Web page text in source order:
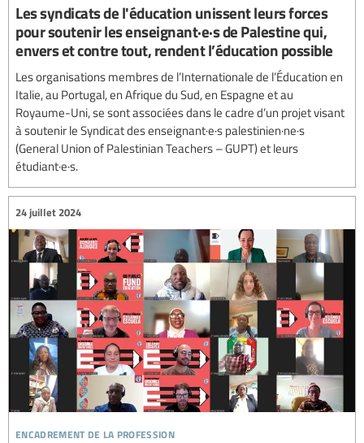
Les syndicats de l'éducation unissent leurs forces
pour soutenir les enseignant·e·s de Palestine qui,
envers et contre tout, rendent l’éducation possible
Les organisations membres de l’Internationale de l’Éducation en
Italie, au Portugal, en Afrique du Sud, en Espagne et au
Royaume-Uni, se sont associées dans le cadre d’un projet visant
à soutenir le Syndicat des enseignant·e·s palestinien·ne·s
(General Union of Palestinian Teachers – GUPT) et leurs
étudiant·e·s.
encadrement de la profession
24 juillet 2024